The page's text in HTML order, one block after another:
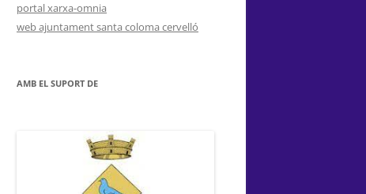
portal xarxa-omnia
web ajuntament santa coloma cervelló
AMB EL SUPORT DE